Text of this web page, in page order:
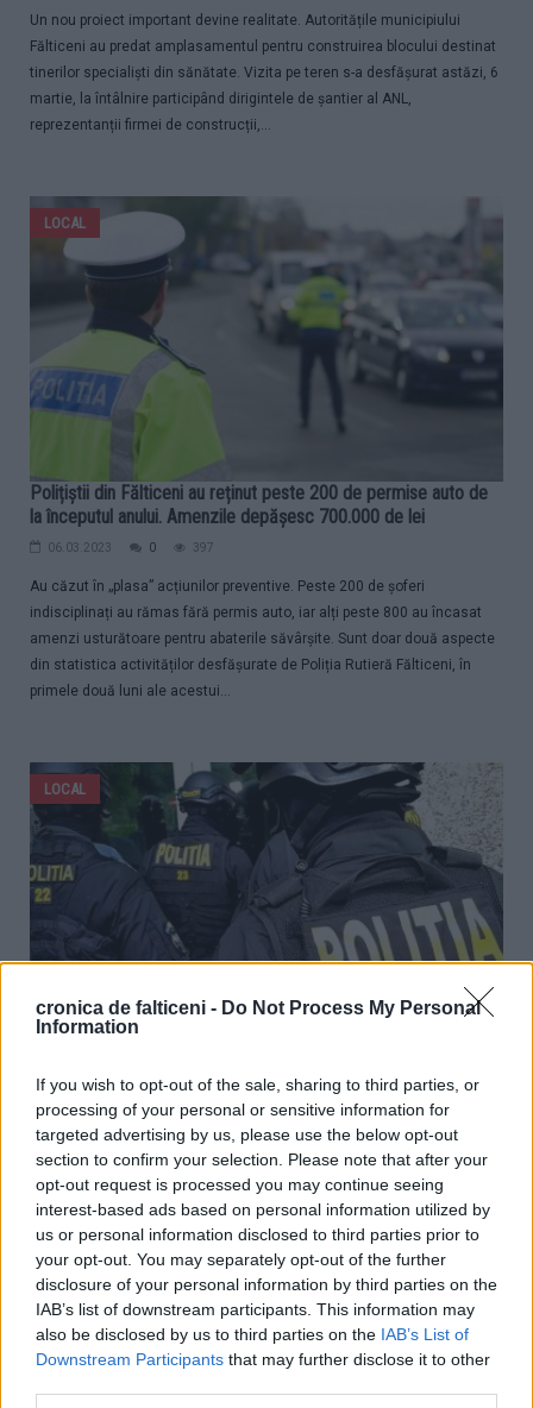
cronica de falticeni - Do Not Process My Personal
Information
If you wish to opt-out of the sale, sharing to third parties, or
processing of your personal or sensitive information for
targeted advertising by us, please use the below opt-out
section to confirm your selection. Please note that after your
opt-out request is processed you may continue seeing
interest-based ads based on personal information utilized by
us or personal information disclosed to third parties prior to
your opt-out. You may separately opt-out of the further
disclosure of your personal information by third parties on the
IAB’s list of downstream participants. This information may
also be disclosed by us to third parties on the IAB’s List of
Downstream Participants that may further disclose it to other
Un nou proiect important devine realitate. Autoritățile municipiului
Fălticeni au predat amplasamentul pentru construirea blocului destinat
tinerilor specialiști din sănătate. Vizita pe teren s-a desfășurat astăzi, 6
martie, la întâlnire participând dirigintele de șantier al ANL,
reprezentanții firmei de construcții,...
LOCAL
Polițiștii din Fălticeni au reținut peste 200 de permise auto de
la începutul anului. Amenzile depășesc 700.000 de lei
06.03.2023 0 397
Au căzut în „plasa” acțiunilor preventive. Peste 200 de șoferi
indisciplinați au rămas fără permis auto, iar alți peste 800 au încasat
amenzi usturătoare pentru abaterile săvârșite. Sunt doar două aspecte
din statistica activităților desfășurate de Poliția Rutieră Fălticeni, în
primele două luni ale acestui...
LOCAL
11 percheziții într-un dosar de contrabandă cu țigări
05.03.2023 0 1016
Oamenii legii și-au intensificat în ultima perioadă acțiunile pe linia
contrabandei de țigări. Polițiștii SICE (Serviciului de Investigare a
Criminalității Economice), din cadrul IPJ Suceava, au descins, joi, 2
martie, în municipiul Fălticeni și în câteva localități arondate. Aceștia au
pus în executare 11 mandate de...
SPORT